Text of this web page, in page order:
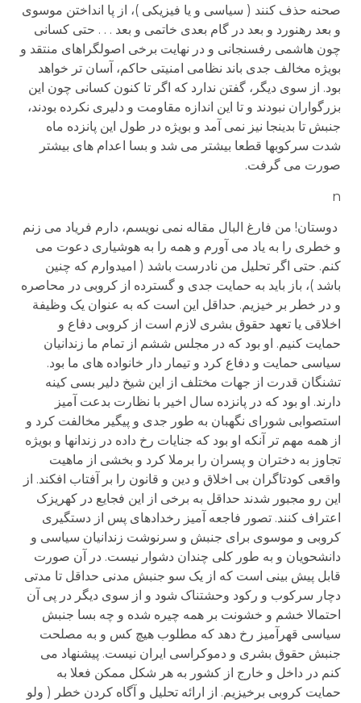
صحنه حذف کنند ( سیاسی و یا فیزیکی )، از پا انداختن موسوی
و بعد رهنورد و بعد در گام بعدی خاتمی و بعد . . . حتی کسانی
چون هاشمی رفسنجانی و در نهایت برخی اصولگراهای منتقد و
بویژه مخالف جدی باند نظامی امنیتی حاکم، آسان تر خواهد
بود. از سوی دیگر، گفتن ندارد که اگر تا کنون کسانی چون این
بزرگواران نبودند و تا این اندازه مقاومت و دلیری نکرده بودند،
جنبش تا بدینجا نیز نمی آمد و بویژه در طول این پانزده ماه
شدت سرکوبها قطعا بیشتر می شد و بسا اعدام های بیشتر
صورت می گرفت.
n
دوستان! من فارغ البال مقاله نمی نویسم، دارم فریاد می زنم
و خطری را به یاد می آورم و همه را به هوشیاری دعوت می
کنم. حتی اگر تحلیل من نادرست باشد ( امیدوارم که چنین
باشد )، باز باید به حمایت جدی و گسترده از کروبی در محاصره
و در خطر بر خیزیم. حداقل این است که به عنوان یک وظیفة
اخلاقی یا تعهد حقوق بشری لازم است از کروبی دفاع و
حمایت کنیم. او بود که در مجلس ششم از تمام ما زندانیان
سیاسی حمایت و دفاع کرد و تیمار دار خانواده های ما بود.
تشنگان قدرت از جهات مختلف از این شیخ دلیر بسی کینه
دارند. او بود که در پانزده سال اخیر با نظارت بدعت آمیز
استصوابی شورای نگهبان به طور جدی و پیگیر مخالفت کرد و
از همه مهم تر آنکه او بود که جنایات رخ داده در زندانها و بویژه
تجاوز به دختران و پسران را برملا کرد و بخشی از ماهیت
واقعی کودتاگران بی اخلاق و دین و قانون را بر آفتاب افکند. از
این رو مجبور شدند حداقل به برخی از این فجایع در کهریزک
اعتراف کنند. تصور فاجعه آمیز رخدادهای پس از دستگیری
کروبی و موسوی برای جنبش و سرنوشت زندانیان سیاسی و
دانشحویان و به طور کلی چندان دشوار نیست. در آن صورت
قابل پیش بینی است که از یک سو جنبش مدنی حداقل تا مدتی
دچار سرکوب و رکود وحشتناک شود و از سوی دیگر در پی آن
احتمالا خشم و خشونت بر همه چیره شده و چه بسا جنبش
سیاسی قهرآمیز رخ دهد که مطلوب هیچ کس و به مصلحت
جنبش حقوق بشری و دموکراسی ایران نیست. پیشنهاد می
کنم در داخل و خارج از کشور به هر شکل ممکن فعلا به
حمایت کروبی برخیزیم. از ارائه تحلیل و آگاه کردن خطر ( ولو